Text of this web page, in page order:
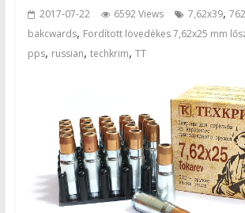
2017-07-22 6592 Views 7,62x39,
bakcwards, Fordított lövedékes 7,62x25 mm
pps, russian, techkrim, TT